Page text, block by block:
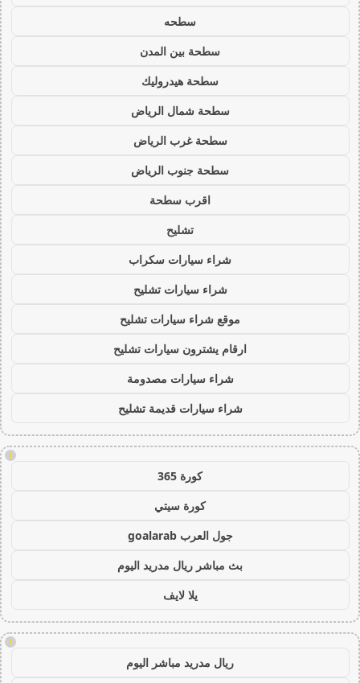
سطحه
سطحة بين المدن
سطحة هيدروليك
سطحة شمال الرياض
سطحة غرب الرياض
سطحة جنوب الرياض
اقرب سطحة
تشليح
شراء سيارات سكراب
شراء سيارات تشليح
موقع شراء سيارات تشليح
ارقام يشترون سيارات تشليح
شراء سيارات مصدومة
شراء سيارات قديمة تشليح
!
كورة 365
كورة سيتي
جول العرب goalarab
بث مباشر ريال مدريد اليوم
يلا لايف
!
ريال مدريد مباشر اليوم